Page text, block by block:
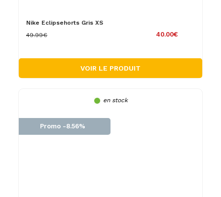
Nike Eclipsehorts Gris XS
40.00€
49.99€
VOIR LE PRODUIT
en stock
Promo -8.56%